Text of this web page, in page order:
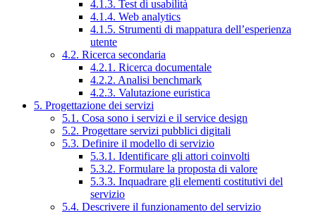
4.1.3. Test di usabilità
4.1.4. Web analytics
4.1.5. Strumenti di mappatura dell’esperienza
utente
4.2. Ricerca secondaria
4.2.1. Ricerca documentale
4.2.2. Analisi benchmark
4.2.3. Valutazione euristica
5. Progettazione dei servizi
5.1. Cosa sono i servizi e il service design
5.2. Progettare servizi pubblici digitali
5.3. Definire il modello di servizio
5.3.1. Identificare gli attori coinvolti
5.3.2. Formulare la proposta di valore
5.3.3. Inquadrare gli elementi costitutivi del
servizio
5.4. Descrivere il funzionamento del servizio